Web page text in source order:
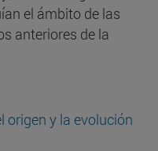
el ámbito de las
anteriores de la
origen y la evolución